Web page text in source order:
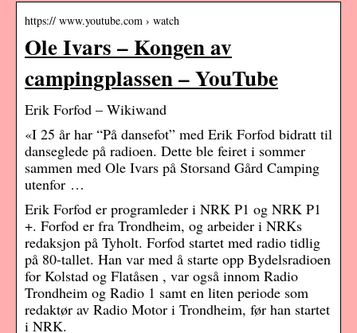
https:// www.youtube.com › watch
Ole Ivars – Kongen av
campingplassen – YouTube
Erik Forfod – Wikiwand
«I 25 år har “På dansefot” med Erik Forfod bidratt til
danseglede på radioen. Dette ble feiret i sommer
sammen med Ole Ivars på Storsand Gård Camping
utenfor …
Erik Forfod er programleder i NRK P1 og NRK P1
+. Forfod er fra Trondheim, og arbeider i NRKs
redaksjon på Tyholt. Forfod startet med radio tidlig
på 80-tallet. Han var med å starte opp Bydelsradioen
for Kolstad og Flatåsen , var også innom Radio
Trondheim og Radio 1 samt en liten periode som
redaktør av Radio Motor i Trondheim, før han startet
i NRK.